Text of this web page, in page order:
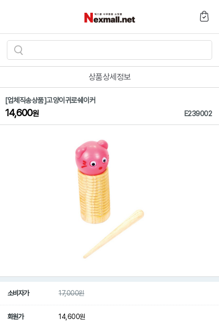
검
색
기
상품상세정보
[업체직송상품]고양이귀로쉐이커
14,600원 E239002
소비자가 17,000원
회원가 14,600원